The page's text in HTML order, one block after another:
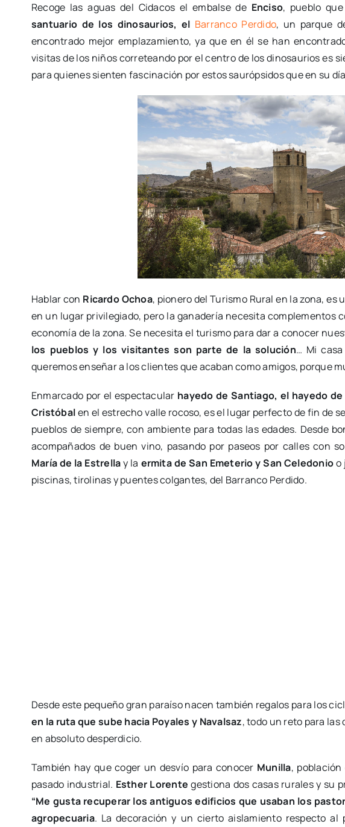
Recoge las aguas del Cidacos el embalse de Enciso, pueblo
santuario de los dinosaurios, el Barranco Perdido, un parque
encontrado mejor emplazamiento, ya que en él se han
visitas de los niños correteando por el centro de los dinosaurios es
para quienes sienten fascinación por estos saurópsidos que en su
Hablar con Ricardo Ochoa, pionero del Turismo Rural en la zona, es
en un lugar privilegiado, pero la ganadería necesita complementos
economía de la zona. Se necesita el turismo para dar a conocer
los pueblos y los visitantes son parte de la solución… Mi
queremos enseñar a los clientes que acaban como amigos, porque
Enmarcado por el espectacular hayedo de Santiago, el hayedo
Cristóbalen el estrecho valle rocoso, es el lugar perfecto de fin de
pueblos de siempre, con ambiente para todas las edades. Desde
acompañados de buen vino, pasando por paseos por calles con
María de la Estrellay la ermita de San Emeterio y San Celedonioo
piscinas, tirolinas y puentes colgantes, del Barranco Perdido.
Desde este pequeño gran paraíso nacen también regalos para los
en la ruta que sube hacia Poyales y Navalsaz, todo un reto para
en absoluto desperdicio.
También hay que coger un desvío para conocer Munilla,
pasado industrial. Esther Lorente gestiona dos casas rurales y su
“Me gusta recuperar los antiguos edificios que usaban los
agropecuaria. La decoración y un cierto aislamiento respecto al